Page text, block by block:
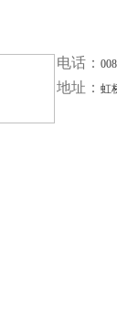
电话：
地址： 虹